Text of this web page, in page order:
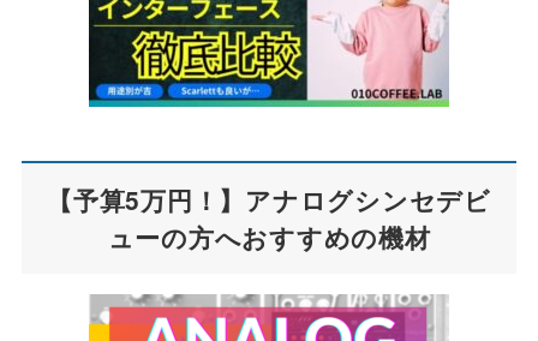
【予算5万円！】アナログシンセデビ
ューの方へおすすめの機材